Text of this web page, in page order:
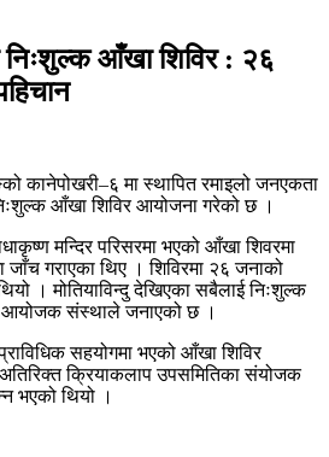
निःशुल्क आँखा शिविर : २६
कानेपोखरी–६ मा स्थापित रमाइलो जनएकता
आँखा शिविर आयोजना गरेको छ ।
मन्दिर परिसरमा भएको आँखा शिवरमा
गराएका थिए । शिविरमा २६ जनाको
। मोतियाविन्दु देखिएका सबैलाई निःशुल्क
आयोजक संस्थाले जनाएको छ ।
सहयोगमा भएको आँखा शिविर
क्रियाकलाप उपसमितिका संयोजक
भएको थियो ।